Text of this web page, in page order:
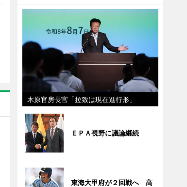
木原官房長官「拉致は現在進行形」
ＥＰＡ視野に議論継続
東海大甲府が２回戦へ 高